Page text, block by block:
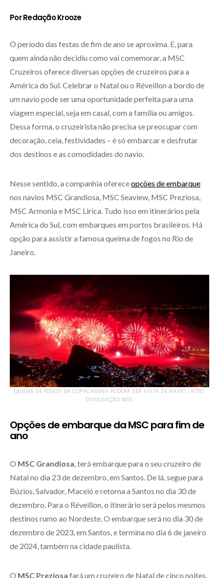
Por Redação Krooze
O período das festas de fim de ano se aproxima. E, para
quem ainda não decidiu como vai comemorar, a MSC
Cruzeiros oferece diversas opções de cruzeiros para a
América do Sul. Celebrar o Natal ou o Réveillon a bordo de
um navio pode ser uma oportunidade perfeita para uma
viagem especial, seja em casal, com a família ou amigos.
Dessa forma, o cruzeirista não precisa se preocupar com
decoração, ceia, festividades – é só embarcar e desfrutar
dos destinos e as comodidades do navio.
Nesse sentido, a companhia ofereceopções de embarque
nos navios MSC Grandiosa, MSC Seaview, MSC Preziosa,
MSC Armonia e MSC Lirica. Tudo isso em itinerários pela
América do Sul, com embarques em portos brasileiros. Há
opção para assistir a famosa queima de fogos no Rio de
Janeiro.
QUEIMA DE FOGOS EM COPACABANA PODERÁ SER VISTA DE NAVIO | FOTO:
DIVULGAÇÃO MSC
Opções de embarque da MSC para fim de
ano
O MSC Grandiosa, terá embarque para o seu cruzeiro de
Natal no dia 23 de dezembro, em Santos. De lá, segue para
Búzios, Salvador, Maceió e retorna a Santos no dia 30 de
dezembro. Para o Réveillon, o itinerário será pelos mesmos
destinos rumo ao Nordeste. O embarque será no dia 30 de
dezembro de 2023, em Santos, e termina no dia 6 de janeiro
de 2024, também na cidade paulista.
O MSC Preziosa fará um cruzeiro de Natal de cinco noites.